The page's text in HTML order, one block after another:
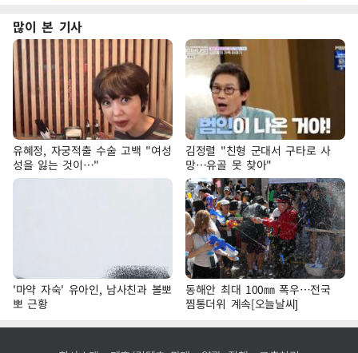
많이 본 기사
유혜정, 자궁적출 수술 고백 "여성
성을 잃는 것이…"
김정렬 "친형 군대서 구타로 사
망…유골 못 찾아"
'마약 자숙' 유아인, 남사친과 볼뽀
뽀 근황
동해안 최대 100㎜ 폭우…전국
찜통더위 계속[오늘날씨]